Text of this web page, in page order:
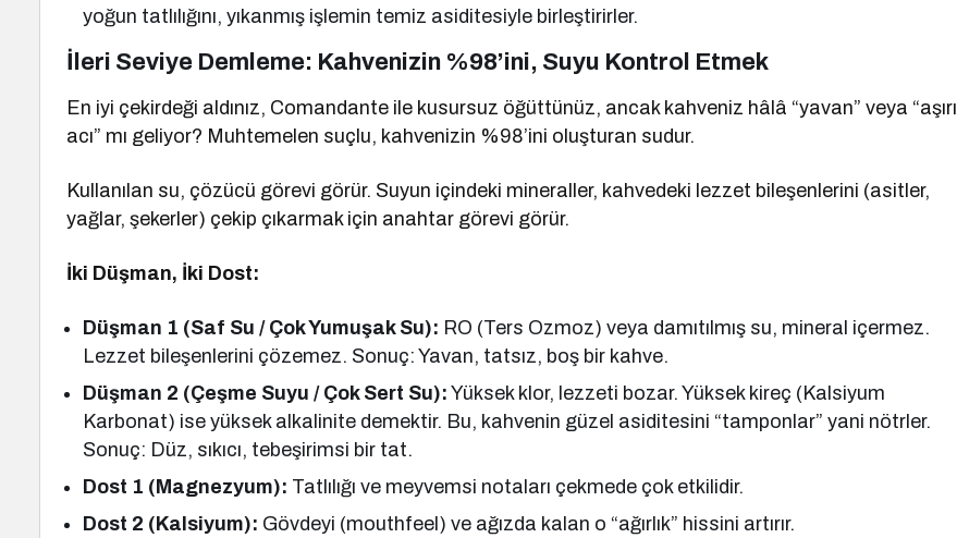
yoğun tatlılığını, yıkanmış işlemin temiz asiditesiyle birleştirirler.
İleri Seviye Demleme: Kahvenizin %98’ini, Suyu Kontrol Etmek
En iyi çekirdeği aldınız, Comandante ile kusursuz öğüttünüz, ancak kahveniz hâlâ “yavan” veya “aşırı
acı” mı geliyor? Muhtemelen suçlu, kahvenizin %98’ini oluşturan sudur.
Kullanılan su, çözücü görevi görür. Suyun içindeki mineraller, kahvedeki lezzet bileşenlerini (asitler,
yağlar, şekerler) çekip çıkarmak için anahtar görevi görür.
İki Düşman, İki Dost:
Düşman 1 (Saf Su / Çok Yumuşak Su): RO (Ters Ozmoz) veya damıtılmış su, mineral içermez.
Lezzet bileşenlerini çözemez. Sonuç: Yavan, tatsız, boş bir kahve.
Düşman 2 (Çeşme Suyu / Çok Sert Su): Yüksek klor, lezzeti bozar. Yüksek kireç (Kalsiyum
Karbonat) ise yüksek alkalinite demektir. Bu, kahvenin güzel asiditesini “tamponlar” yani nötrler.
Sonuç: Düz, sıkıcı, tebeşirimsi bir tat.
Dost 1 (Magnezyum): Tatlılığı ve meyvemsi notaları çekmede çok etkilidir.
Dost 2 (Kalsiyum): Gövdeyi (mouthfeel) ve ağızda kalan o “ağırlık” hissini artırır.